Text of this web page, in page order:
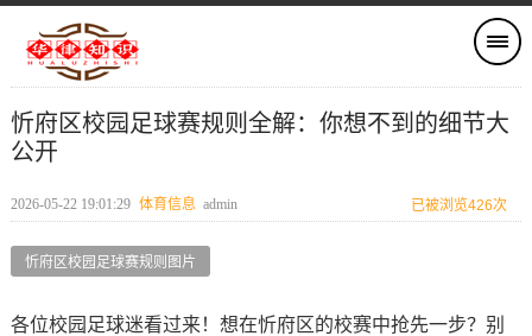
忻府区校园足球赛规则全解：你想不到的细节大
公开
2026-05-22 19:01:29 体育信息 admin 已被浏览426次
忻府区校园足球赛规则图片
各位校园足球迷看过来！想在忻府区的校赛中抢先一步？别